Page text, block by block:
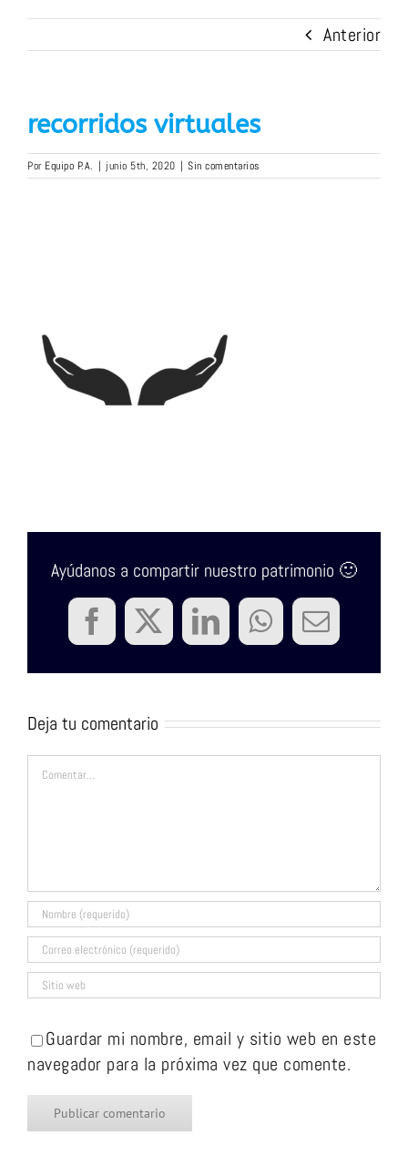
Anterior
recorridos virtuales
Por Equipo P.A. | junio 5th, 2020 | Sin comentarios
Ayúdanos a compartir nuestro patrimonio 🙂
Facebook
TwitterLinkedInWhatsApp
Correo
Deja tu comentario
Comentar
Guardar mi nombre, email y sitio web en este
navegador para la próxima vez que comente.